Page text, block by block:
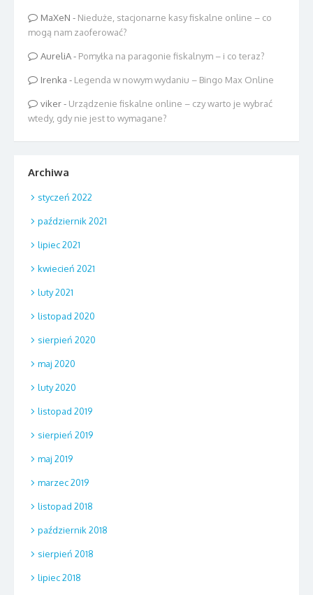
MaXeN - Nieduże, stacjonarne kasy fiskalne online – co
mogą nam zaoferować?
AureliA- Pomyłka na paragonie fiskalnym – i co teraz?
Irenka - Legenda w nowym wydaniu – Bingo Max Online
viker- Urządzenie fiskalne online – czy warto je wybrać
wtedy, gdy nie jest to wymagane?
Archiwa
styczeń 2022
październik 2021
lipiec 2021
kwiecień 2021
luty 2021
listopad 2020
sierpień 2020
maj 2020
luty 2020
listopad 2019
sierpień 2019
maj 2019
marzec 2019
listopad 2018
październik 2018
sierpień 2018
lipiec 2018